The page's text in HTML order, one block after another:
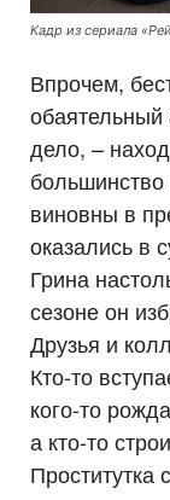
Кадр из сериала
Впрочем,
дело, –
большинство
виновны в
оказались в
Грина
сезоне он
Друзья и
Кто-то
кого-то
а кто-то
Проститутка